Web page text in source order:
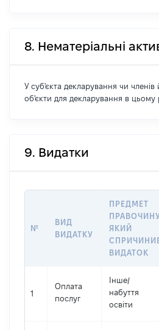
8. Нематеріальні
У суб'єкта декларування чи членів
об'єкти для декларування в цьому
9. Видатки
№
ВИД
ВИДАТКУ
ПРЕДМЕТ
ЯКИЙ
ВИДАТОК
1
Оплата
послуг
Інше/
набуття
освіти